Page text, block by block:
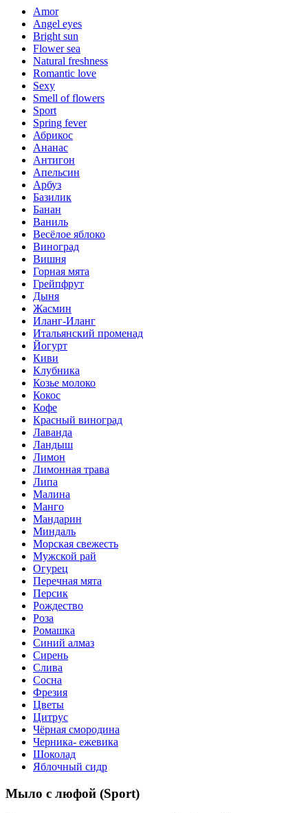
Amor
Angel eyes
Bright sun
Flower sea
Natural freshness
Romantic love
Sexy
Smell of flowers
Sport
Spring fever
Абрикос
Ананас
Антигон
Апельсин
Арбуз
Базилик
Банан
Ваниль
Весёлое яблоко
Виноград
Вишня
Горная мята
Грейпфрут
Дыня
Жасмин
Иланг-Иланг
Итальянский променад
Йогурт
Киви
Клубника
Козье молоко
Кокос
Кофе
Красный виноград
Лаванда
Ландыш
Лимон
Лимонная трава
Липа
Малина
Манго
Мандарин
Миндаль
Морская свежесть
Мужской рай
Огурец
Перечная мята
Персик
Рождество
Роза
Ромашка
Синий алмаз
Сирень
Слива
Сосна
Фрезия
Цветы
Цитрус
Чёрная смородина
Черника- ежевика
Шоколад
Яблочный сидр
Мыло с люфой (Sport)